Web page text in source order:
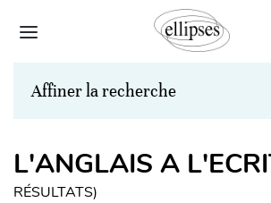
Affiner la recherche
L'ANGLAIS A
RÉSULTATS)